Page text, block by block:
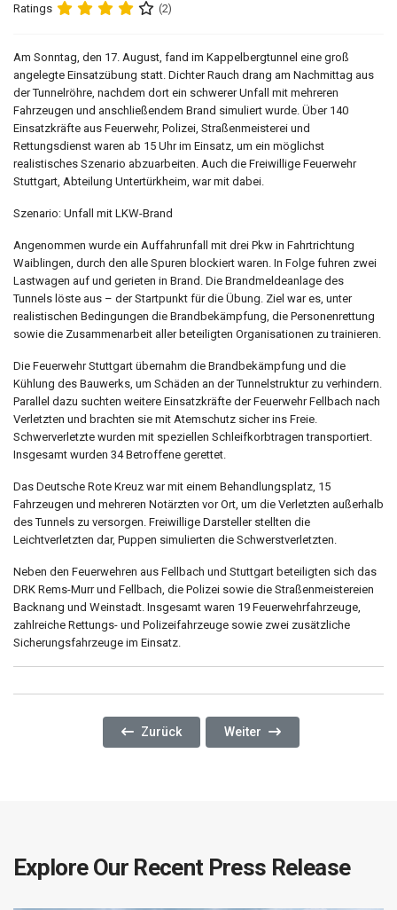
Ratings (2)
Am Sonntag, den 17. August, fand im Kappelbergtunnel eine groß
angelegte Einsatzübung statt. Dichter Rauch drang am Nachmittag aus
der Tunnelröhre, nachdem dort ein schwerer Unfall mit mehreren
Fahrzeugen und anschließendem Brand simuliert wurde. Über 140
Einsatzkräfte aus Feuerwehr, Polizei, Straßenmeisterei und
Rettungsdienst waren ab 15 Uhr im Einsatz, um ein möglichst
realistisches Szenario abzuarbeiten. Auch die Freiwillige Feuerwehr
Stuttgart, Abteilung Untertürkheim, war mit dabei.
Szenario: Unfall mit LKW-Brand
Angenommen wurde ein Auffahrunfall mit drei Pkw in Fahrtrichtung
Waiblingen, durch den alle Spuren blockiert waren. In Folge fuhren zwei
Lastwagen auf und gerieten in Brand. Die Brandmeldeanlage des
Tunnels löste aus – der Startpunkt für die Übung. Ziel war es, unter
realistischen Bedingungen die Brandbekämpfung, die Personenrettung
sowie die Zusammenarbeit aller beteiligten Organisationen zu trainieren.
Die Feuerwehr Stuttgart übernahm die Brandbekämpfung und die
Kühlung des Bauwerks, um Schäden an der Tunnelstruktur zu verhindern.
Parallel dazu suchten weitere Einsatzkräfte der Feuerwehr Fellbach nach
Verletzten und brachten sie mit Atemschutz sicher ins Freie.
Schwerverletzte wurden mit speziellen Schleifkorbtragen transportiert.
Insgesamt wurden 34 Betroffene gerettet.
Das Deutsche Rote Kreuz war mit einem Behandlungsplatz, 15
Fahrzeugen und mehreren Notärzten vor Ort, um die Verletzten außerhalb
des Tunnels zu versorgen. Freiwillige Darsteller stellten die
Leichtverletzten dar, Puppen simulierten die Schwerstverletzten.
Neben den Feuerwehren aus Fellbach und Stuttgart beteiligten sich das
DRK Rems-Murr und Fellbach, die Polizei sowie die Straßenmeistereien
Backnang und Weinstadt. Insgesamt waren 19 Feuerwehrfahrzeuge,
zahlreiche Rettungs- und Polizeifahrzeuge sowie zwei zusätzliche
Sicherungsfahrzeuge im Einsatz.
Vorheriger Beitrag: 11 Stunden
Zurück Nächster Beitrag:
Weiter
Explore Our Recent Press Release